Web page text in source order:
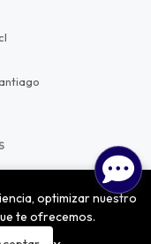
Yo vendo conBsale
optimizar nuestro
te ofrecemos.